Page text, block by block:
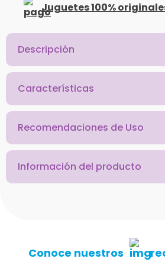
Juguetes 100%
Descripción
Características
Recomendaciones de Uso
Información del producto
Conoce nuestros